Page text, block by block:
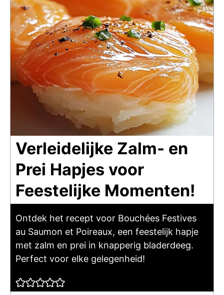
Verleidelijke Zalm- en
Prei Hapjes voor
Feestelijke Momenten!
Ontdek het recept voor Bouchées Festives
au Saumon et Poireaux, een feestelijk hapje
met zalm en prei in knapperig bladerdeeg.
Perfect voor elke gelegenheid!